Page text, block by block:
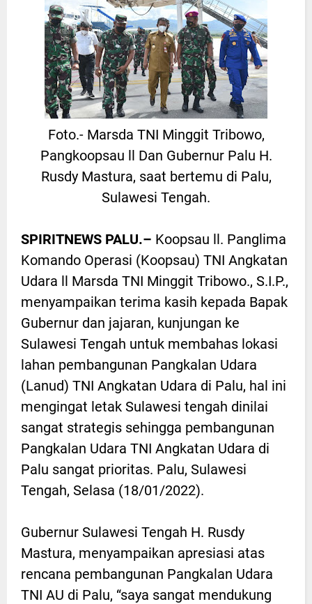
Foto.- Marsda TNI Minggit Tribowo,
Pangkoopsau ll Dan Gubernur Palu H.
Rusdy Mastura, saat bertemu di Palu,
Sulawesi Tengah.
SPIRITNEWS PALU.– Koopsau ll. Panglima
Komando Operasi (Koopsau) TNI Angkatan
Udara ll Marsda TNI Minggit Tribowo., S.I.P.,
menyampaikan terima kasih kepada Bapak
Gubernur dan jajaran, kunjungan ke
Sulawesi Tengah untuk membahas lokasi
lahan pembangunan Pangkalan Udara
(Lanud) TNI Angkatan Udara di Palu, hal ini
mengingat letak Sulawesi tengah dinilai
sangat strategis sehingga pembangunan
Pangkalan Udara TNI Angkatan Udara di
Palu sangat prioritas. Palu, Sulawesi
Tengah, Selasa (18/01/2022).
Gubernur Sulawesi Tengah H. Rusdy
Mastura, menyampaikan apresiasi atas
rencana pembangunan Pangkalan Udara
TNI AU di Palu, “saya sangat mendukung